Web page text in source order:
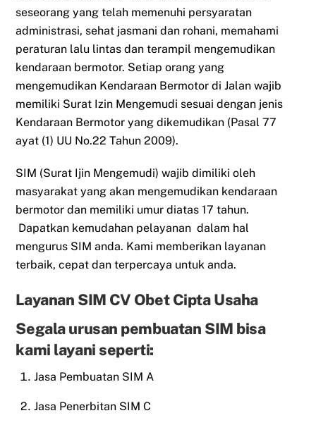
seseorang yang telah memenuhi persyaratan
administrasi, sehat jasmani dan rohani, memahami
peraturan lalu lintas dan terampil mengemudikan
kendaraan bermotor. Setiap orang yang
mengemudikan Kendaraan Bermotor di Jalan wajib
memiliki Surat Izin Mengemudi sesuai dengan jenis
Kendaraan Bermotor yang dikemudikan (Pasal 77
ayat (1) UU No.22 Tahun 2009).
SIM (Surat Ijin Mengemudi) wajib dimiliki oleh
masyarakat yang akan mengemudikan kendaraan
bermotor dan memiliki umur diatas 17 tahun.
Dapatkan kemudahan pelayanan dalam hal
mengurus SIM anda. Kami memberikan layanan
terbaik, cepat dan terpercaya untuk anda.
Layanan SIM CV Obet Cipta Usaha
Segala urusan pembuatan SIM bisa
kami layani seperti:
Jasa Pembuatan SIM A
Jasa Penerbitan SIM C